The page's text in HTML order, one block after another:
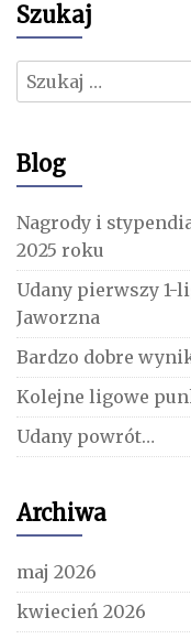
Szukaj
Szukaj:
Blog
Nagrody i
2025 roku
Udany pierwszy 1-
Jaworzna
Bardzo dobre
Kolejne ligowe
Udany powrót…
Archiwa
maj 2026
kwiecień 2026